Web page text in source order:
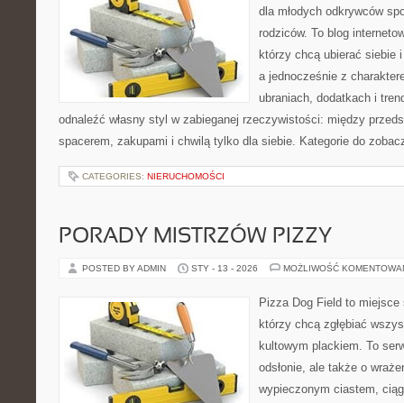
dla młodych odkrywców
rodziców. To blog
którzy chcą ubierać siebie
a jednocześnie z
ubraniach, dodatkach i
odnaleźć własny styl w zabieganej rzeczywistości: między
spacerem, zakupami i chwilą tylko dla siebie. Kategorie do
CATEGORIES: NIERUCHOMOŚCI
PORADY MISTRZÓW PIZZY
POSTED BY ADMIN STY - 13 - 2026 MOŻLIWOŚĆ
Pizza Dog Field to
którzy chcą zgłębiać
kultowym plackiem. To
odsłonie, ale także o
wypieczonym ciastem,